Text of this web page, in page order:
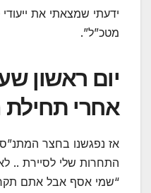
ידעתי שמצאתי את
מטכ”ל”.
יום ראשון
אחרי תחילת
אז נפגשנו בחצר
התחרות שלי לסיירת ..
“שמי אסף אבל אתם